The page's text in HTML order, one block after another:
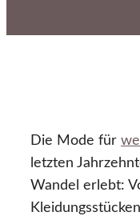
Die Mode für
letzten
Wandel erlebt: